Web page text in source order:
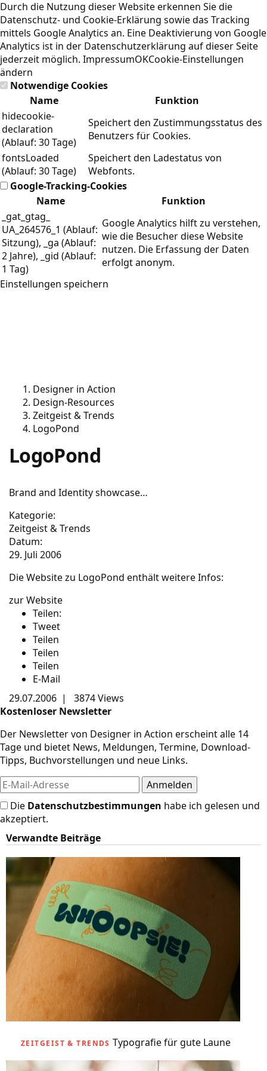
Durch die Nutzung dieser Website erkennen Sie die
Datenschutz- und Cookie-Erklärung sowie das Tracking
mittels Google Analytics an. Eine Deaktivierung von Google
Analytics ist in der Datenschutzerklärung auf dieser Seite
jederzeit möglich. ImpressumOKCookie-Einstellungen
ändern
Notwendige Cookies
Name
Funktion
hidecookie-
declaration
(Ablauf: 30 Tage)
Speichert den Zustimmungsstatus des
Benutzers für Cookies.
fontsLoaded
(Ablauf: 30 Tage)
Speichert den Ladestatus von
Webfonts.
Google-Tracking-Cookies
Name
Funktion
_gat_gtag_
UA_264576_1 (Ablauf:
Sitzung), _ga (Ablauf:
2 Jahre), _gid (Ablauf:
1 Tag)
Google Analytics hilft zu verstehen,
wie die Besucher diese Website
nutzen. Die Erfassung der Daten
erfolgt anonym.
Einstellungen speichern
Designer in Action
Design-Resources
Zeitgeist & Trends
LogoPond
LogoPond
Brand and Identity showcase…
Kategorie:
Zeitgeist & Trends
Datum:
29. Juli 2006
Die Website zu LogoPond enthält weitere Infos:
zur Website
Teilen:
Tweet
Teilen
Teilen
Teilen
E-Mail
29.07.2006 |
3874 Views
Kostenloser Newsletter
Der Newsletter von Designer in Action erscheint alle 14
Tage und bietet News, Meldungen, Termine, Download-
Tipps, Buchvorstellungen und neue Links.
Die Datenschutzbestimmungen habe ich gelesen und
akzeptiert.
Verwandte Beiträge
ZEITGEIST & TRENDS Typografie für gute Laune